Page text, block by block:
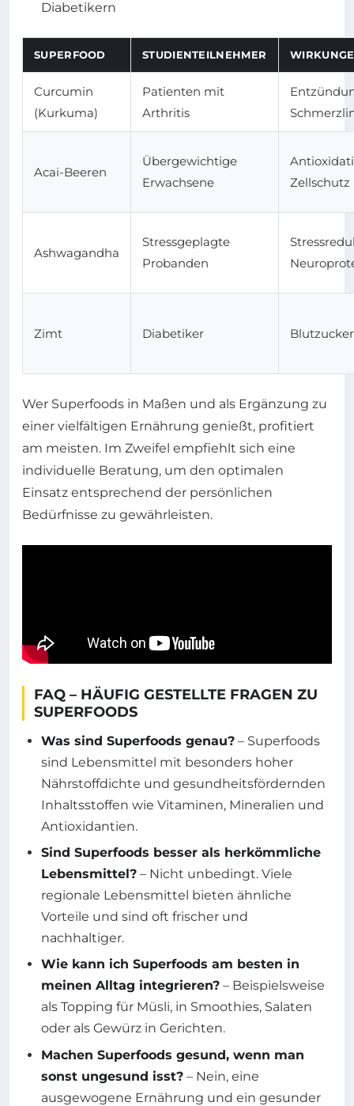
Diabetikern
SUPERFOOD STUDIENTEILNEHMER
Curcumin
(Kurkuma)
Patienten mit
Arthritis
Acai-Beeren
Übergewichtige
Erwachsene
Zellschutz
Ashwagandha
Stressgeplagte
Probanden
Zimt Diabetiker
Wer Superfoods in Maßen und als Ergänzung zu
einer vielfältigen Ernährung genießt, profitiert
am meisten. Im Zweifel empfiehlt sich eine
individuelle Beratung, um den optimalen
Einsatz entsprechend der persönlichen
Bedürfnisse zu gewährleisten.
FAQ – HÄUFIG GESTELLTE FRAGEN ZU
SUPERFOODS
Was sind Superfoods genau? – Superfoods
sind Lebensmittel mit besonders hoher
Nährstoffdichte und gesundheitsfördernden
Inhaltsstoffen wie Vitaminen, Mineralien und
Antioxidantien.
Sind Superfoods besser als herkömmliche
Lebensmittel? – Nicht unbedingt. Viele
regionale Lebensmittel bieten ähnliche
Vorteile und sind oft frischer und
nachhaltiger.
Wie kann ich Superfoods am besten in
meinen Alltag integrieren? – Beispielsweise
als Topping für Müsli, in Smoothies, Salaten
oder als Gewürz in Gerichten.
Machen Superfoods gesund, wenn man
sonst ungesund isst? – Nein, eine
ausgewogene Ernährung und ein gesunder